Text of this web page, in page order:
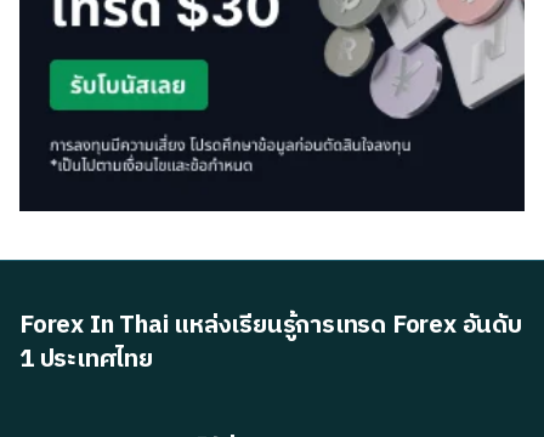
Forex In Thai แหล่งเรียนรู้การเทรด Forex อันดับ
1 ประเทศไทย